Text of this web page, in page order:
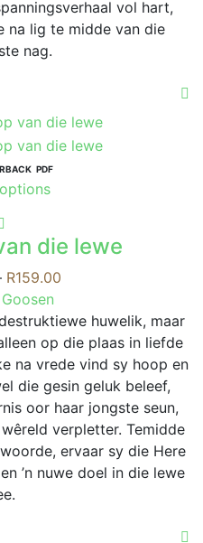
vol hart,
na lig te midde van die
nag.
PDF
This
multiple
variants.
The
options
may
be
chosen
on
the
product
page
die lewe
R159.00Price
R59.00
through
R159.00
huwelik, maar
op die plaas in liefde
na vrede vind sy hoop en
die gesin geluk beleef,
oor haar jongste seun,
verpletter. Temidde
ervaar sy die Here
’n nuwe doel in die lewe